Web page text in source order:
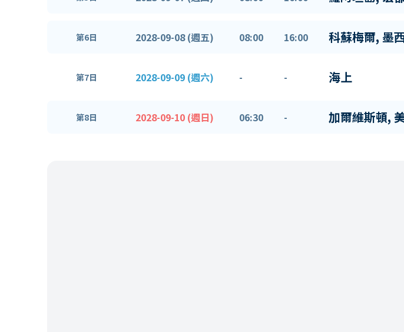
第6日 2028-09-08 (週五) 08:00 16:00 科蘇梅爾, 墨
第7日 2028-09-09 (週六) - - 海上
第8日 2028-09-10 (週日) 06:30 - 加爾維斯頓,